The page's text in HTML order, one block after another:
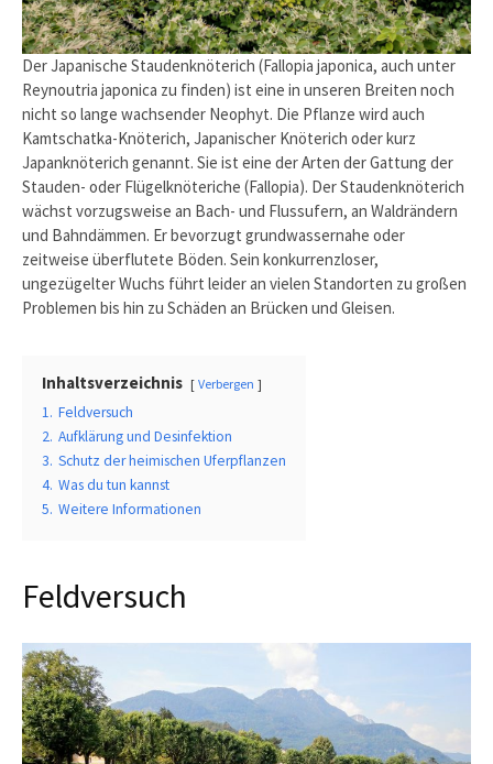
Der Japanische Staudenknöterich (Fallopia japonica, auch unter
Reynoutria japonica zu finden) ist eine in unseren Breiten noch
nicht so lange wachsender Neophyt. Die Pflanze wird auch
Kamtschatka-Knöterich, Japanischer Knöterich oder kurz
Japanknöterich genannt. Sie ist eine der Arten der Gattung der
Stauden- oder Flügelknöteriche (Fallopia). Der Staudenknöterich
wächst vorzugsweise an Bach- und Flussufern, an Waldrändern
und Bahndämmen. Er bevorzugt grundwassernahe oder
zeitweise überflutete Böden. Sein konkurrenzloser,
ungezügelter Wuchs führt leider an vielen Standorten zu großen
Problemen bis hin zu Schäden an Brücken und Gleisen.
Inhaltsverzeichnis Verbergen
1. Feldversuch
2. Aufklärung und Desinfektion
3. Schutz der heimischen Uferpflanzen
4. Was du tun kannst
5. Weitere Informationen
Feldversuch